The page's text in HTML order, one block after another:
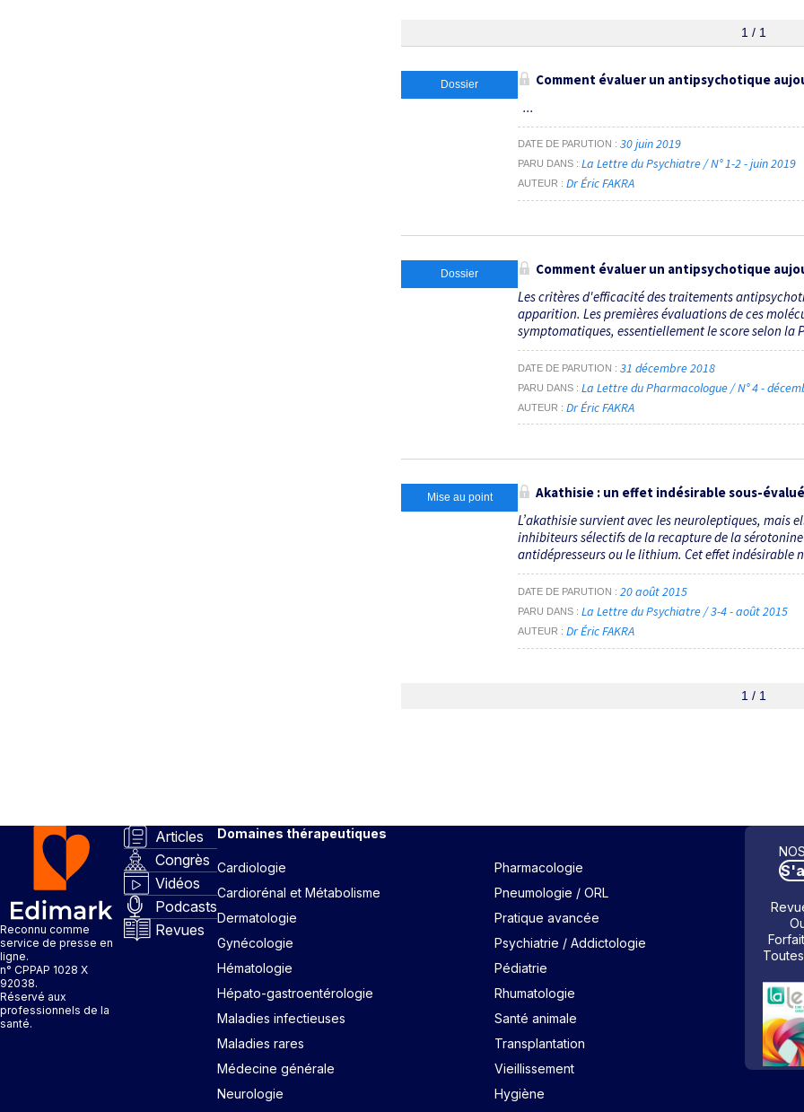
1 / 1
Dossier
Comment évaluer un antipsychotique
...
DATE DE PARUTION 30 juin 2019
PARU DANS La Lettre du Psychiatre / N° 1-2 - juin 2019
AUTEUR Dr Éric FAKRA
Dossier
Comment évaluer un antipsychotique
Les critères d'efficacité des traitements
apparition. Les premières évaluations de ces
symptomatiques, essentiellement le score selon la
DATE DE PARUTION 31 décembre 2018
PARU DANS La Lettre du Pharmacologue / N° 4 -
AUTEUR Dr Éric FAKRA
Mise au point
Akathisie : un effet indésirable sous-
L’akathisie survient avec les neuroleptiques, mais
inhibiteurs sélectifs de la recapture de la
antidépresseurs ou le lithium. Cet effet indésirable
DATE DE PARUTION 20 août 2015
PARU DANS La Lettre du Psychiatre / 3-4 - août 2015
AUTEUR Dr Éric FAKRA
1 / 1
Reconnu comme
service de presse en
ligne.
n° CPPAP 1028 X
92038.
Réservé aux
professionnels de la
santé.
Articles
Congrès
Vidéos
Podcasts
Revues
Domaines thérapeutiques
Cardiologie
Cardiorénal et Métabolisme
Dermatologie
Gynécologie
Hématologie
Hépato-gastroentérologie
Maladies infectieuses
Maladies rares
Médecine générale
Neurologie
Pharmacologie
Pneumologie / ORL
Pratique avancée
Psychiatrie / Addictologie
Pédiatrie
Rhumatologie
Santé animale
Transplantation
Vieillissement
Hygiène